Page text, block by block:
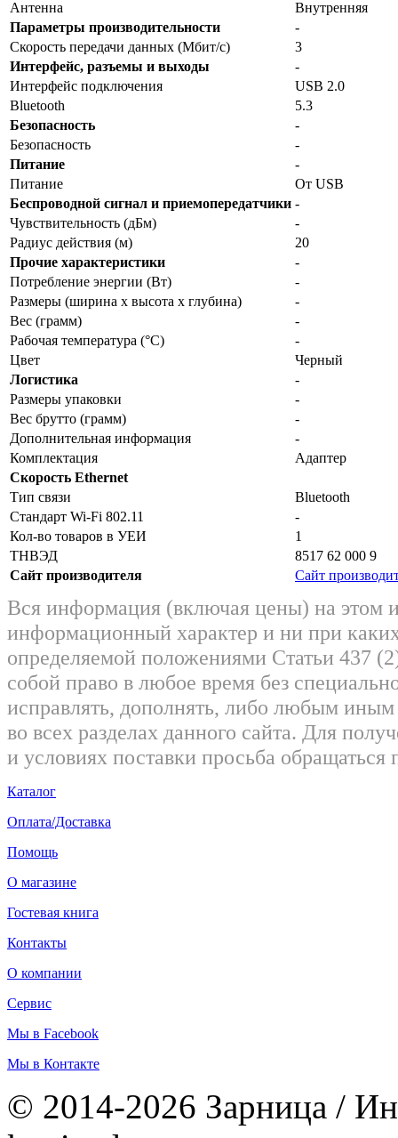
Антенна
Внутренняя
Параметры производительности
-
Скорость передачи данных (Мбит/с)
3
Интерфейс, разъемы и выходы
-
Интерфейс подключения
USB 2.0
Bluetooth
5.3
Безопасность
-
Безопасность
-
Питание
-
Питание
От USB
Беспроводной сигнал и приемопередатчики -
Чувствительность (дБм)
-
Радиус действия (м)
20
Прочие характеристики
-
Потребление энергии (Вт)
-
Размеры (ширина x высота x глубина)
-
Вес (грамм)
-
Рабочая температура (°C)
-
Цвет
Черный
Логистика
-
Размеры упаковки
-
Вес брутто (грамм)
-
Дополнительная информация
-
Комплектация
Адаптер
Скорость Ethernet
Тип связи
Bluetooth
Стандарт Wi-Fi 802.11
-
Кол-во товаров в УЕИ
1
ТНВЭД
8517 62 000 9
Сайт производителя
Сайт
Вся информация (включая цены) на этом
информационный характер и ни при
определяемой положениями Статьи 437
собой право в любое время без
исправлять, дополнять, либо любым
во всех разделах данного сайта. Для
и условиях поставки просьба
Каталог
Оплата/Доставка
Помощь
О магазине
Гостевая книга
Контакты
О компании
Сервис
Мы в Facebook
Мы в Контакте
© 2014-2026 Зарница /